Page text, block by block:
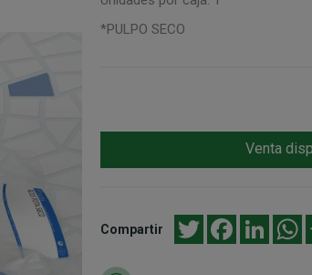
*PULPO SECO
Venta
Compartir Twitter Facebook